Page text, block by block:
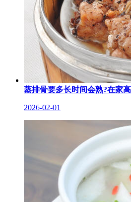
蒸排骨要多长时间会熟?在家
2026-02-01